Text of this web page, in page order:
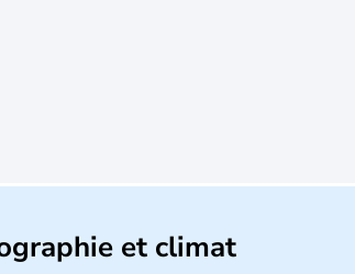
et climat